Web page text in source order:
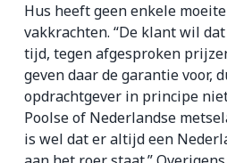
Hus heeft geen enkele
vakkrachten. “De klant wil
tijd, tegen afgesproken
geven daar de garantie voor,
opdrachtgever in principe
Poolse of Nederlandse
is wel dat er altijd een